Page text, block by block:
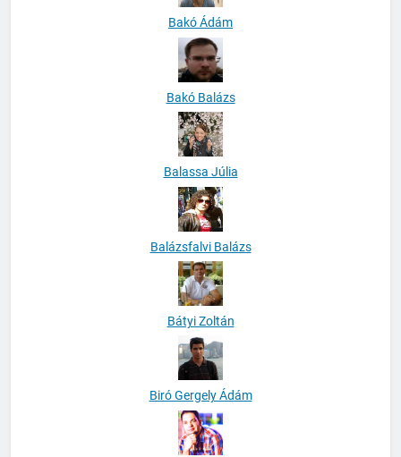
Bakó Ádám
Bakó Balázs
Balassa Júlia
Balázsfalvi Balázs
Bátyi Zoltán
Biró Gergely Ádám